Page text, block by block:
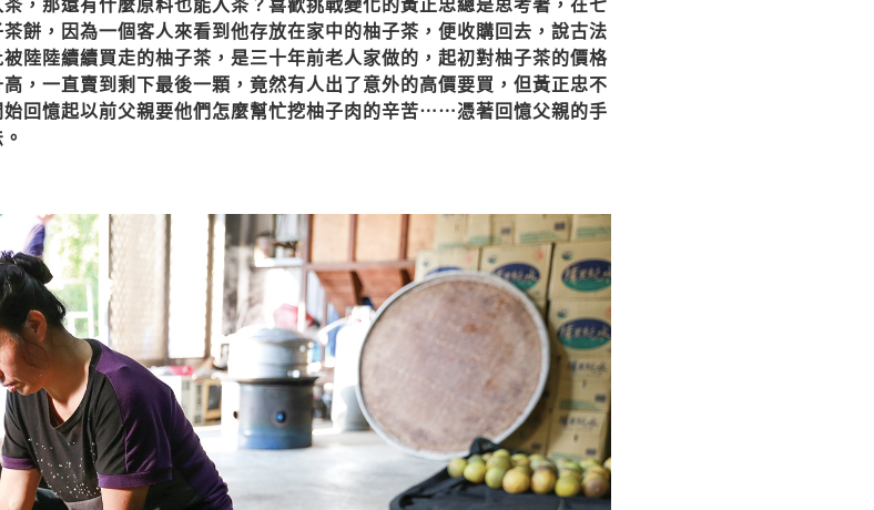
，那還有什麼原料也能入茶？喜歡挑戰變化的黃正忠總是思考著，在七
餅，因為一個客人來看到他存放在家中的柚子茶，便收購回去，說古法
陸陸續續買走的柚子茶，是三十年前老人家做的，起初對柚子茶的價格
，一直賣到剩下最後一顆，竟然有人出了意外的高價要買，但黃正忠不
回憶起以前父親要他們怎麼幫忙挖柚子肉的辛苦⋯⋯憑著回憶父親的手